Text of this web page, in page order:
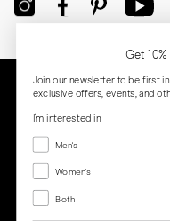
Get
Join our newsletter to be first
exclusive offers, events, and
I'm interested in
Menswear
Men's
Women's
Women's
Both
Both